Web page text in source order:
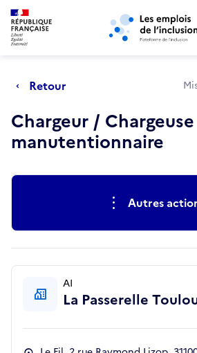
Aller au menu principal Aller au contenu
Retour
Chargeur / Chargeuse
manutentionnaire
Actions rapidesAutres
AI
La Passerelle
Retour au début de la page
Panneau de gestion des cookies